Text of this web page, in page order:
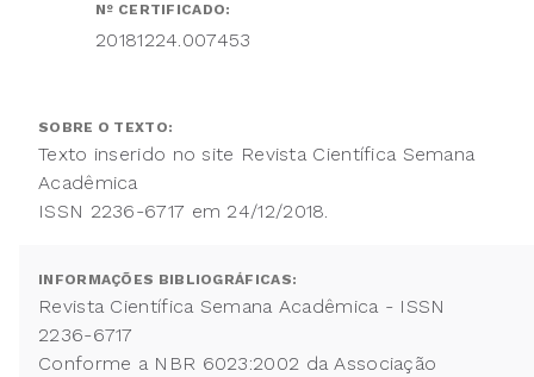
Nº CERTIFICADO:
20181224.007453
SOBRE O TEXTO:
Texto inserido no site Revista Científica Semana
Acadêmica
ISSN 2236-6717 em 24/12/2018.
INFORMAÇÕES BIBLIOGRÁFICAS:
Revista Científica Semana Acadêmica - ISSN
2236-6717
Conforme a NBR 6023:2002 da Associação